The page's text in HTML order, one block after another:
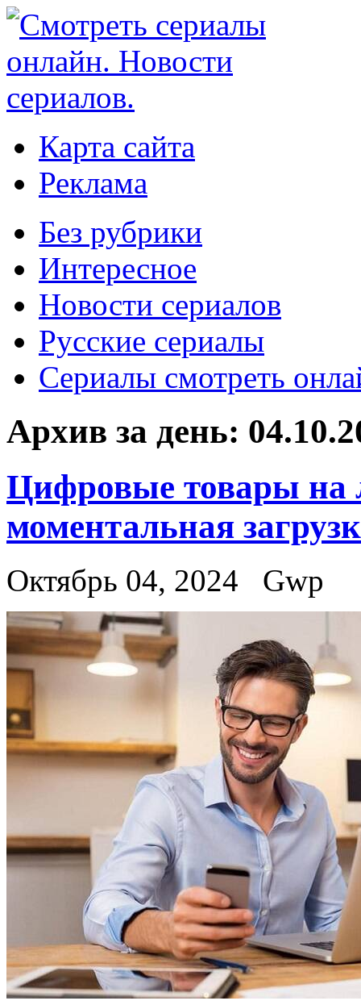
Карта сайта
Реклама
Без рубрики
Интересное
Новости сериалов
Русские сериалы
Сериалы смотреть
Архив за день:
Цифровые товары на
моментальная
Октябрь 04, 2024 Gwp